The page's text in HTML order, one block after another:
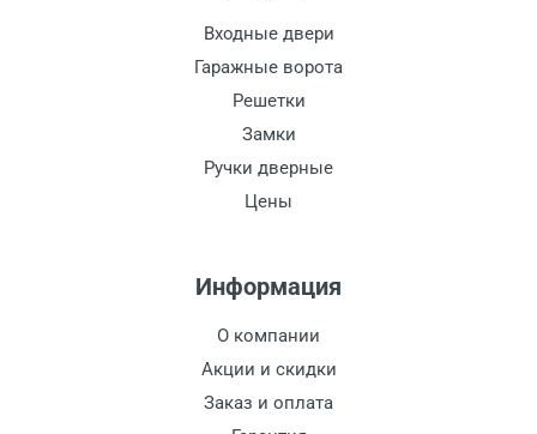
Входные двери
Гаражные ворота
Решетки
Замки
Ручки дверные
Цены
Информация
О компании
Акции и скидки
Заказ и оплата